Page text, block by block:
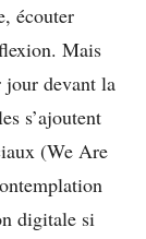
écouter
Mais
jour devant la
s’ajoutent
(We Are
digitale si